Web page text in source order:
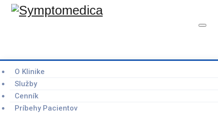
OBJEDNAŤ KONZULTÁCIU
O Klinike
Služby
Cenník
Príbehy Pacientov
D – vitamín alebo
hormón?